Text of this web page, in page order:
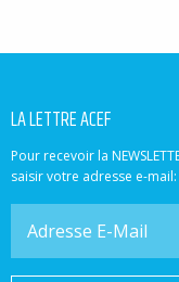
LA LETTRE ACEF
Pour recevoir la
saisir votre adresse e-mail: